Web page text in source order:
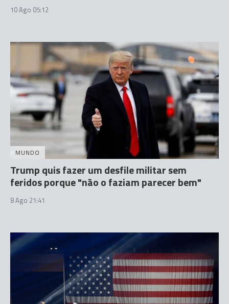
10 Ago 05:12
MUNDO
Trump quis fazer um desfile militar sem
feridos porque "não o faziam parecer bem"
8 Ago 21:41